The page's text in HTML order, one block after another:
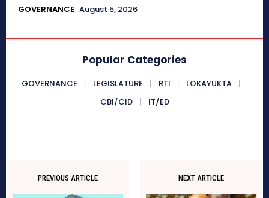
GOVERNANCE August 5, 2026
Popular Categories
GOVERNANCE LEGISLATURE RTI
LOKAYUKTA
CBI/CID
IT/ED
PREVIOUS ARTICLE NEXT ARTICLE